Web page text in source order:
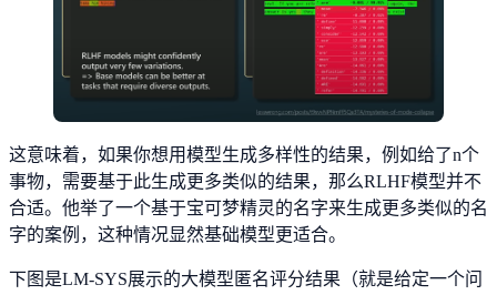
这意味着，如果你想用模型生成多样性的结果，例如给了n个
事物，需要基于此生成更多类似的结果，那么RLHF模型并不
合适。他举了一个基于宝可梦精灵的名字来生成更多类似的名
字的案例，这种情况显然基础模型更适合。
下图是LM-SYS展示的大模型匿名评分结果（就是给定一个问